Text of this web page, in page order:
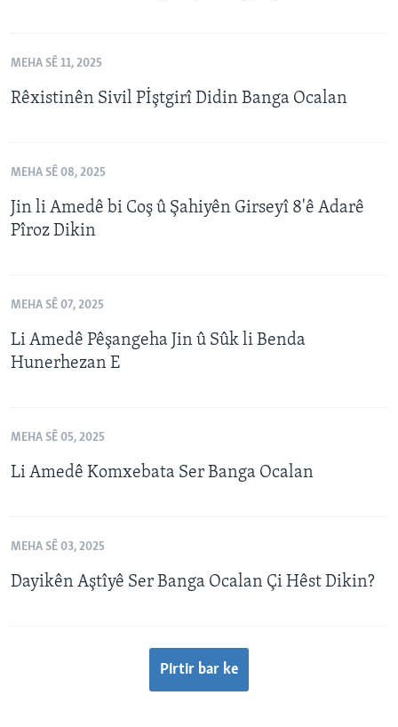
MEHA SÊ 11, 2025
Rêxistinên Sivil Pİştgirî Didin Banga Ocalan
MEHA SÊ 08, 2025
Jin li Amedê bi Coş û Şahiyên Girseyî 8'ê Adarê
Pîroz Dikin
MEHA SÊ 07, 2025
Li Amedê Pêşangeha Jin û Sûk li Benda
Hunerhezan E
MEHA SÊ 05, 2025
Li Amedê Komxebata Ser Banga Ocalan
MEHA SÊ 03, 2025
Dayikên Aştîyê Ser Banga Ocalan Çi Hêst Dikin?
Pirtir bar ke